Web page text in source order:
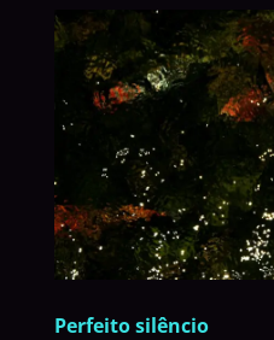
Perfeito silêncio